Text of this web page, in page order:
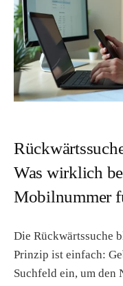
Was wirklich
Mobilnummer
Die Rückwärtssuche
Prinzip ist einfach:
Suchfeld ein, um den